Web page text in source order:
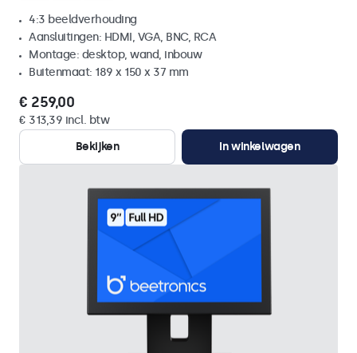
4:3 beeldverhouding
Aansluitingen: HDMI, VGA, BNC, RCA
Montage: desktop, wand, inbouw
Buitenmaat: 189 x 150 x 37 mm
€ 259,00
€ 313,39 incl. btw
Bekijken
In winkelwagen